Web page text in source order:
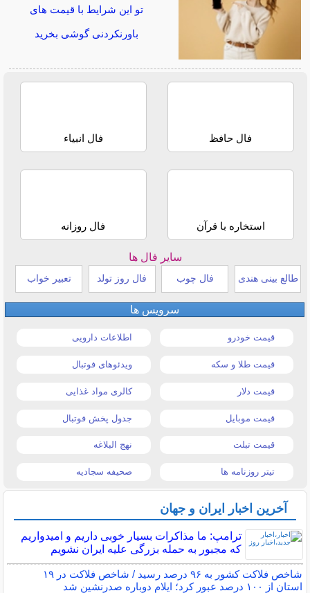
تو این شرایط با قیمت های
باورنکردنی گوشی بخرید
فال حافظ فال انبیاء
استخاره با قرآن فال روزانه
سایر فال ها
طالع بینی هندی فال چوب فال روز تولد تعبیر خواب
سرویس ها
قیمت خودرو اطلاعات دارویی
قیمت طلا و سکه ویدئوهای فوتبال
قیمت دلار کالری مواد غذایی
قیمت موبایل جدول پخش فوتبال
قیمت تبلت نهج البلاغه
تیتر روزنامه ها صحیفه سجادیه
آخرین اخبار ایران و جهان
ترامپ: ما مذاکرات بسیار خوبی داریم و امیدواریم
که مجبور به حمله بزرگی علیه ایران نشویم
شاخص فلاکت کشور به ۹۶ درصد رسید / شاخص فلاکت در ۱۹
استان از ۱۰۰ درصد عبور کرد؛ ایلام دوباره صدرنشین شد